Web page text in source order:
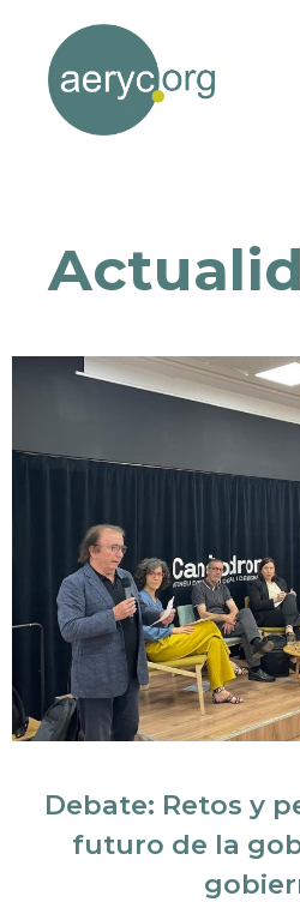
Debate: Retos y
futuro de la